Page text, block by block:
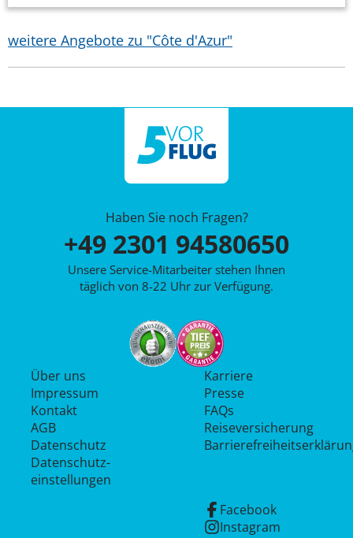
weitere Angebote zu "Côte d'Azur"
Haben Sie noch Fragen?
+49 2301 94580650
Unsere Service-Mitarbeiter stehen Ihnen
täglich von 8-22 Uhr zur Verfügung.
Über uns
Impressum
Kontakt
AGB
Datenschutz
Datenschutz­
einstellungen
Karriere
Presse
FAQs
Reiseversicherung
Facebook
Instagram